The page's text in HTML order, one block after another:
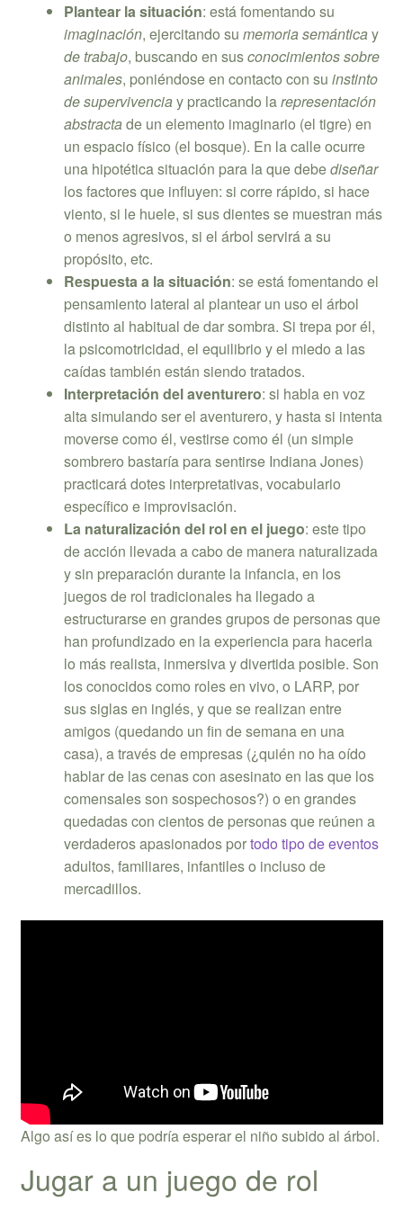
Plantear la situación: está fomentando su
imaginación, ejercitando su memoria semánticay
de trabajo, buscando en susconocimientos sobre
animales, poniéndose en contacto con su instinto
de supervivenciay practicando larepresentación
abstractade un elemento imaginario (el tigre) en
un espacio físico (el bosque). En la calle ocurre
una hipotética situación para la que debediseñar
los factores que influyen: si corre rápido, si hace
viento, si le huele, si sus dientes se muestran más
o menos agresivos, si el árbol servirá a su
propósito, etc.
Respuesta a la situación: se está fomentando el
pensamiento lateral al plantear un uso el árbol
distinto al habitual de dar sombra. Si trepa por él,
la psicomotricidad, el equilibrio y el miedo a las
caídas también están siendo tratados.
Interpretación del aventurero: si habla en voz
alta simulando ser el aventurero, y hasta si intenta
moverse como él, vestirse como él (un simple
sombrero bastaría para sentirse Indiana Jones)
practicará dotes interpretativas, vocabulario
específico e improvisación.
La naturalización del rol en el juego: este tipo
de acción llevada a cabo de manera naturalizada
y sin preparación durante la infancia, en los
juegos de rol tradicionales ha llegado a
estructurarse en grandes grupos de personas que
han profundizado en la experiencia para hacerla
lo más realista, inmersiva y divertida posible. Son
los conocidos como roles en vivo, o LARP, por
sus siglas en inglés, y que se realizan entre
amigos (quedando un fin de semana en una
casa), a través de empresas (¿quién no ha oído
hablar de las cenas con asesinato en las que los
comensales son sospechosos?) o en grandes
quedadas con cientos de personas que reúnen a
verdaderos apasionados portodo tipo de eventos
adultos, familiares, infantiles o incluso de
mercadillos.
Algo así es lo que podría esperar el niño subido al árbol.
Jugar a un juego de rol